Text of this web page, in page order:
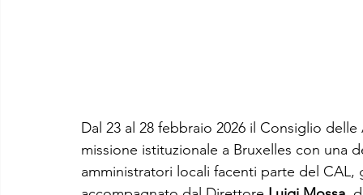
Dal 23 al 28 febbraio 2026 il Consiglio
missione istituzionale a Bruxelles con una
amministratori locali facenti parte del